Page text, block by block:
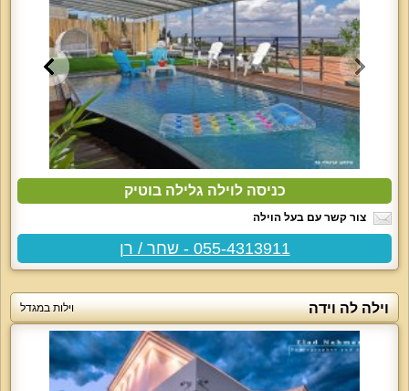
כניסה לוילה גלילה בוטיק
צור קשר עם בעל הוילה
055-4313911 - שחר / רן
וילה לה וידה וילות במגדל